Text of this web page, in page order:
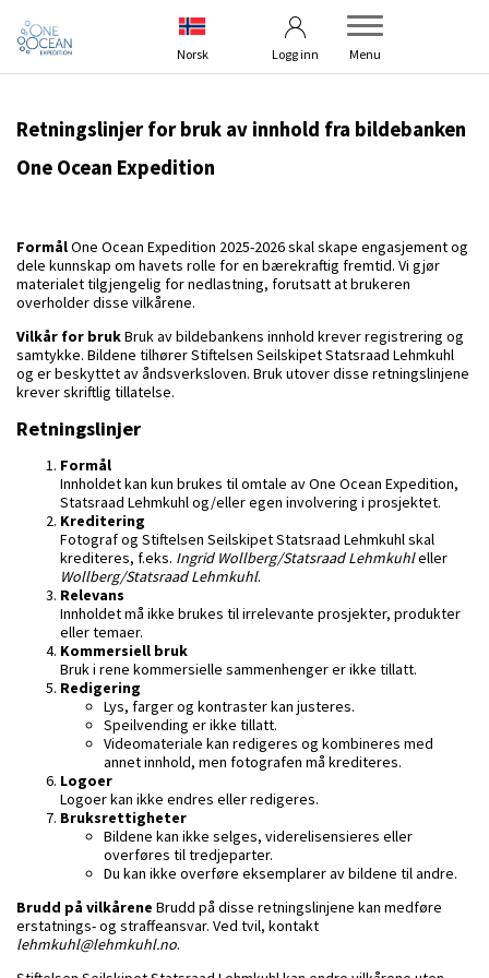
Norsk Logg inn Menu
Om bildebanken
Retningslinjer for bruk av innhold fra bildebanken
One Ocean Expedition
FormålOne Ocean Expedition 2025-2026 skal skape engasjement og
dele kunnskap om havets rolle for en bærekraftig fremtid. Vi gjør
materialet tilgjengelig for nedlastning, forutsatt at brukeren
overholder disse vilkårene.
Vilkår for brukBruk av bildebankens innhold krever registrering og
samtykke. Bildene tilhører Stiftelsen Seilskipet Statsraad Lehmkuhl
og er beskyttet av åndsverksloven. Bruk utover disse retningslinjene
krever skriftlig tillatelse.
Retningslinjer
Formål
Innholdet kan kun brukes til omtale av One Ocean Expedition,
Statsraad Lehmkuhl og/eller egen involvering i prosjektet.
Kreditering
Fotograf og Stiftelsen Seilskipet Statsraad Lehmkuhl skal
krediteres, f.eks. Ingrid Wollberg/Statsraad Lehmkuhleller
Wollberg/Statsraad Lehmkuhl.
Relevans
Innholdet må ikke brukes til irrelevante prosjekter, produkter
eller temaer.
Kommersiell bruk
Bruk i rene kommersielle sammenhenger er ikke tillatt.
Redigering
Lys, farger og kontraster kan justeres.
Speilvending er ikke tillatt.
Videomateriale kan redigeres og kombineres med
annet innhold, men fotografen må krediteres.
Logoer
Logoer kan ikke endres eller redigeres.
Bruksrettigheter
Bildene kan ikke selges, viderelisensieres eller
overføres til tredjeparter.
Du kan ikke overføre eksemplarer av bildene til andre.
Brudd på vilkårene Brudd på disse retningslinjene kan medføre
erstatnings- og straffeansvar. Ved tvil, kontakt
lehmkuhl@lehmkuhl.no.